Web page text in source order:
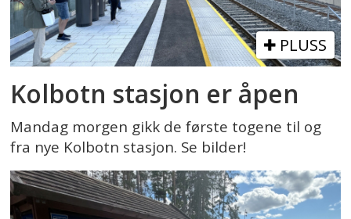
PLUSS
Kolbotn stasjon er åpen
Mandag morgen gikk de første togene til og
fra nye Kolbotn stasjon. Se bilder!